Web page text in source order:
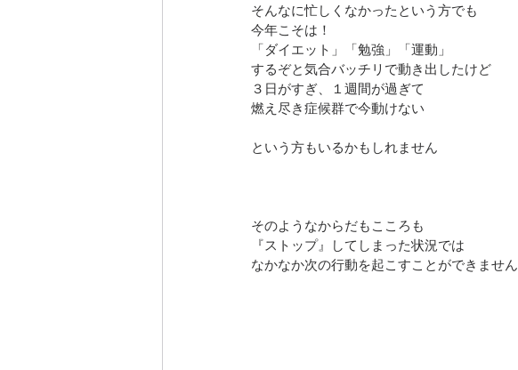
そんなに忙しくなかったという方でも
今年こそは！
「ダイエット」「勉強」「運動」
するぞと気合バッチリで動き出したけど
３日がすぎ、１週間が過ぎて
燃え尽き症候群で今動けない
という方もいるかもしれません
そのようなからだもこころも
『ストップ』してしまった状況では
なかなか次の行動を起こすことができません